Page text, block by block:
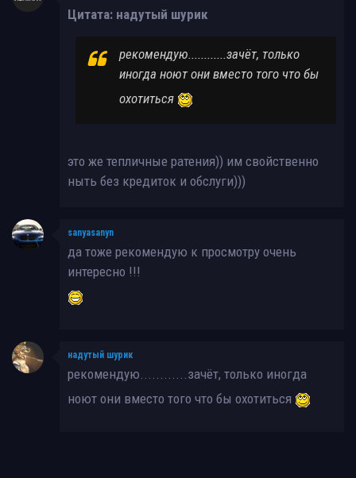
Цитата: надутый шурик
рекомендую............зачёт, только
иногда ноют они вместо того что бы
охотиться
это же тепличные ратения)) им свойственно
ныть без кредиток и обслуги)))
sanyasanyn
да тоже рекомендую к просмотру очень
интересно !!!
надутый шурик
рекомендую............зачёт, только иногда
ноют они вместо того что бы охотиться